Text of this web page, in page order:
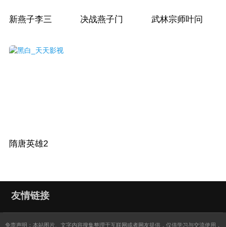
新燕子李三 决战燕子门 武林宗师叶问
隋唐英雄2
友情链接
免责声明：本站图片、文字内容搜集整理于互联网或者网友提供，仅供学习与交流使用，